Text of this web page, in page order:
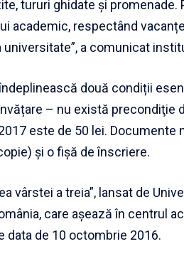
tururi ghidate și
academic, respectând
a comunicat
două condiții
– nu există precondiţie
este de 50 lei.
și o fișă de înscriere.
vârstei a treia”, lansat de
care așează în centrul
data de 10 octombrie 2016.